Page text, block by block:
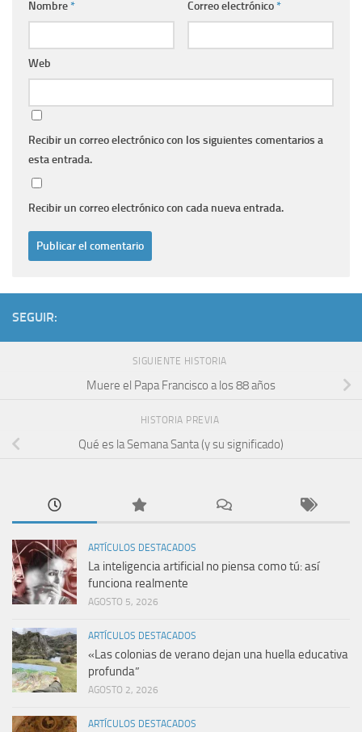
Nombre* Correo electrónico*
Web
Recibir un correo electrónico con los siguientes comentarios a
esta entrada.
Recibir un correo electrónico con cada nueva entrada.
SEGUIR:
SIGUIENTE HISTORIA
Muere el Papa Francisco a los 88 años
HISTORIA PREVIA
Qué es la Semana Santa (y su significado)
ARTÍCULOS DESTACADOS
La inteligencia artificial no piensa como tú: así
funciona realmente
AGOSTO 5, 2026
ARTÍCULOS DESTACADOS
«Las colonias de verano dejan una huella educativa
profunda”
AGOSTO 2, 2026
ARTÍCULOS DESTACADOS